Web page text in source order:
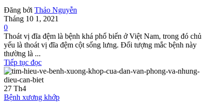
Đăng bởi Thảo Nguyễn
Tháng 10 1, 2021
0
Thoát vị đĩa đệm là bệnh khá phổ biến ở Việt Nam, trong đó chủ
yếu là thoát vị đĩa đệm cột sống lưng. Đối tượng mắc bệnh này
thường là ...
Tiếp tục đọc
27 Th4
Bệnh xương khớp